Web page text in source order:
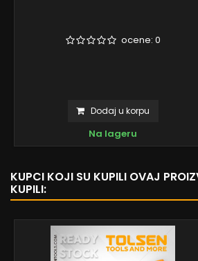
ocene: 0
Dodaj u korpu
Na lageru
KUPCI KOJI SU KUPILI OVAJ
KUPILI: